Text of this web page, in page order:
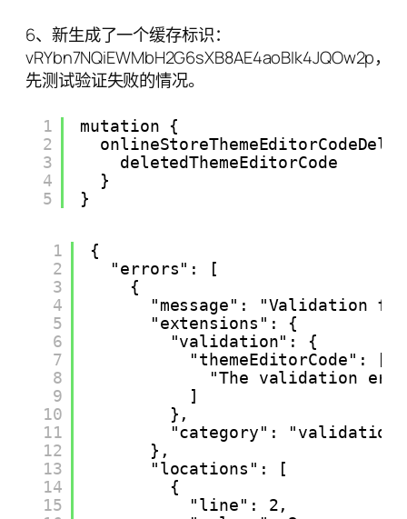
6、新生成了一个缓存标识：
vRYbn7NQiEWMbH2G6sXB8AE4aoBIk4JQOw2p，
先测试验证失败的情况。
1
2
3
4
5
mutation {
deletedThemeEditorCode
}
}
1
2
3
4
5
6
7
8
9
10
11
12
13
14
15
{
"errors": [
{
"message": "Validation
"extensions": {
"validation": {
"themeEditorCode": [
"The validation
]
},
"category": "validation"
},
"locations": [
{
"line": 2,